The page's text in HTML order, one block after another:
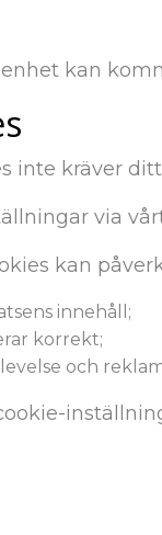
kan
inte kräver
via
kan
innehåll;
korrekt;
och